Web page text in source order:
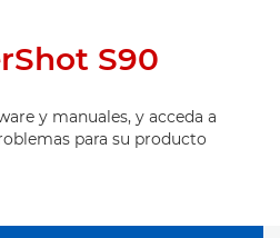
S90
y manuales, y acceda a
para su producto